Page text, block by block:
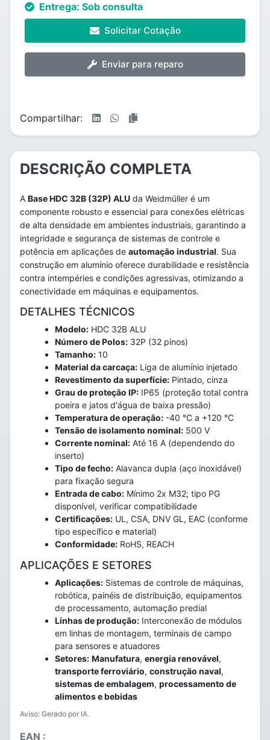
Entrega: Sob consulta
Solicitar Cotação
Enviar para reparo
Compartilhar:
DESCRIÇÃO COMPLETA
A Base HDC 32B (32P) ALU da Weidmüller é um
componente robusto e essencial para conexões elétricas
de alta densidade em ambientes industriais, garantindo a
integridade e segurança de sistemas de controle e
potência em aplicações de automação industrial. Sua
construção em alumínio oferece durabilidade e resistência
contra intempéries e condições agressivas, otimizando a
conectividade em máquinas e equipamentos.
DETALHES TÉCNICOS
Modelo: HDC 32B ALU
Número de Polos: 32P (32 pinos)
Tamanho: 10
Material da carcaça: Liga de alumínio injetado
Revestimento da superfície: Pintado, cinza
Grau de proteção IP: IP65 (proteção total contra
poeira e jatos d'água de baixa pressão)
Temperatura de operação: -40 °C a +120 °C
Tensão de isolamento nominal: 500 V
Corrente nominal: Até 16 A (dependendo do
inserto)
Tipo de fecho: Alavanca dupla (aço inoxidável)
para fixação segura
Entrada de cabo: Mínimo 2x M32; tipo PG
disponível, verificar compatibilidade
Certificações: UL, CSA, DNV GL, EAC (conforme
tipo específico e material)
Conformidade: RoHS, REACH
APLICAÇÕES E SETORES
Aplicações: Sistemas de controle de máquinas,
robótica, painéis de distribuição, equipamentos
de processamento, automação predial
Linhas de produção: Interconexão de módulos
em linhas de montagem, terminais de campo
para sensores e atuadores
Setores: Manufatura, energia renovável,
transporte ferroviário, construção naval,
sistemas de embalagem, processamento de
alimentos e bebidas
Aviso: Gerado por IA.
EAN :